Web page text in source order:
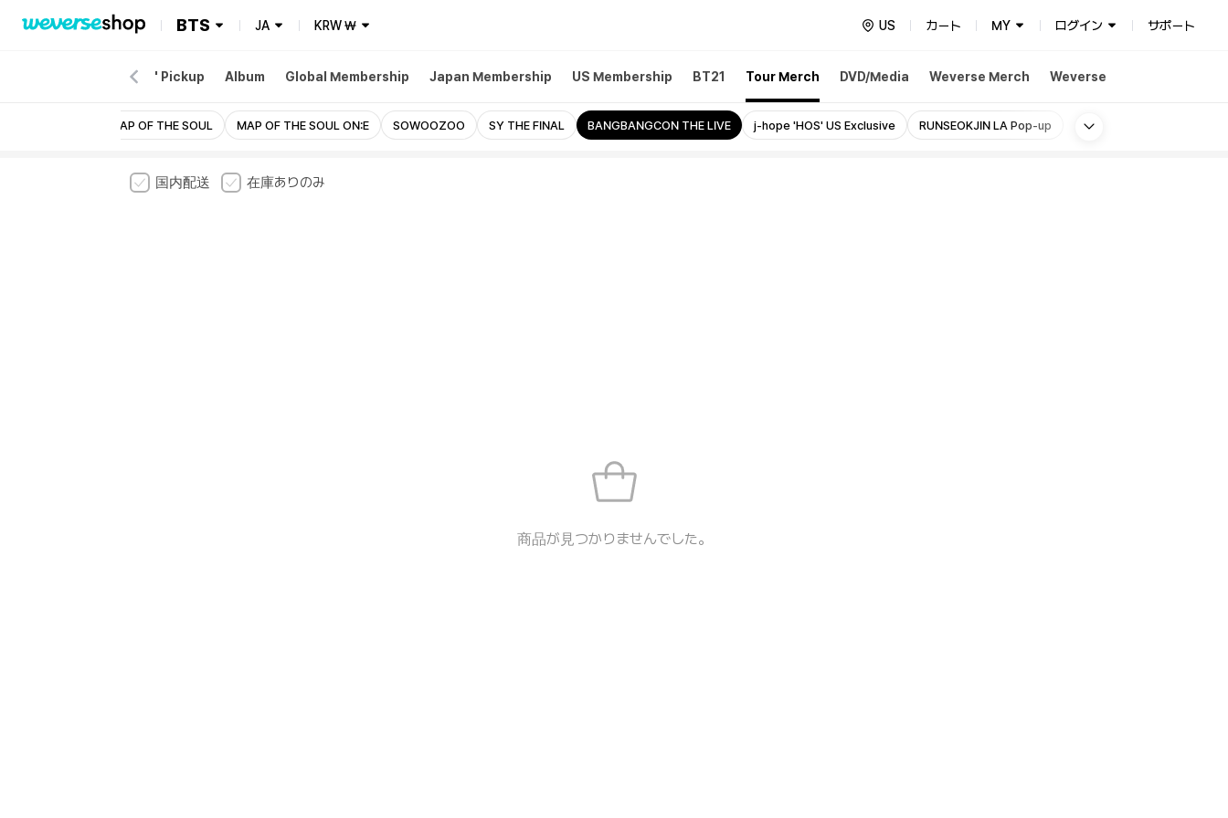
BTS JA KRW₩ US カート MY ログイン サポート
'ARIRANG' Pickup Album Global Membership Japan Membership US Membership BT21 Tour Merch DVD/Media Weverse Merch Weverse
MAP OF THE SOUL MAP OF THE SOUL ON:E SOWOOZOO SY THE FINAL BANGBANGCON THE LIVE j-hope 'HOS' US Exclusive RUNSEOKJIN LA Pop-up
国内配送 在庫ありのみ
商品が見つかりませんでした。